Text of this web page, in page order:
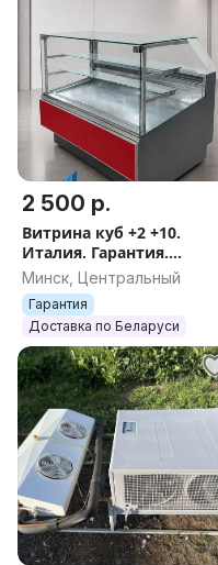
2 500 р.
Витрина куб +2 +10.
Италия. Гарантия.
Доставка.
Минск, Центральный
Гарантия
Доставка по Беларуси